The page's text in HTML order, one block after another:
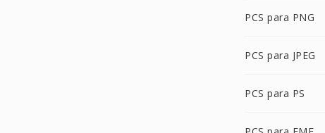
PCS para PNG
PCS para JPEG
PCS para PS